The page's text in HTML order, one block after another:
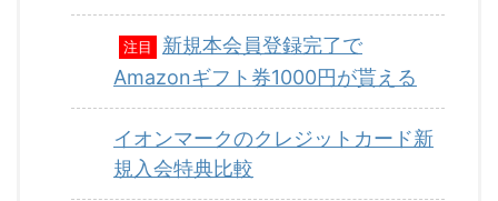
注目
新規本会員登録完了で
Amazonギフト券1000円が貰える
イオンマークのクレジットカード新
規入会特典比較